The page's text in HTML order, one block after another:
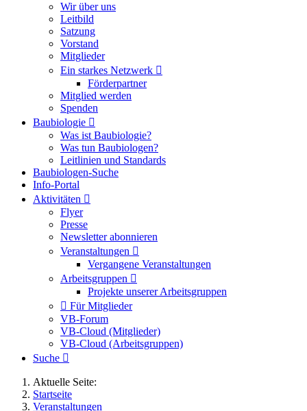
Wir über uns
Leitbild
Satzung
Vorstand
Mitglieder
Ein starkes Netzwerk
Förderpartner
Mitglied werden
Spenden
Baubiologie
Was ist Baubiologie?
Was tun Baubiologen?
Leitlinien und Standards
Baubiologen-Suche
Info-Portal
Aktivitäten
Flyer
Presse
Newsletter abonnieren
Veranstaltungen
Vergangene Veranstaltungen
Arbeitsgruppen
Projekte unserer Arbeitsgruppen
Für Mitglieder
VB-Forum
VB-Cloud (Mitglieder)
VB-Cloud (Arbeitsgruppen)
Suche
Aktuelle Seite:
Startseite
Veranstaltungen